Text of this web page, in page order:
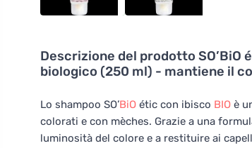
Descrizione del prodotto
biologico (250 ml) - mantiene il
Lo shampoo SO’BiO étic con ibisco BIO è
colorati e con mèches. Grazie a una
luminosità del colore e a restituire ai